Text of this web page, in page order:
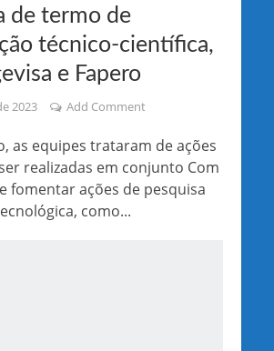
de termo de
técnico-científica,
e Fapero
2023 Add Comment
as equipes trataram de ações
realizadas em conjunto Com
fomentar ações de pesquisa
como...